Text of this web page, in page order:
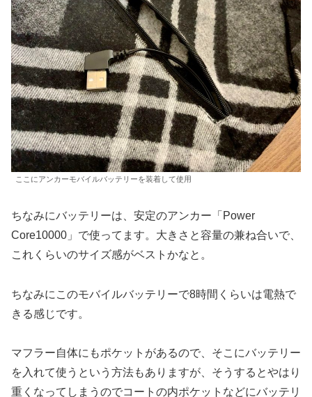
ここにアンカーモバイルバッテリーを装着して使用
ちなみにバッテリーは、安定のアンカー「Power
Core10000」で使ってます。大きさと容量の兼ね合いで、
これくらいのサイズ感がベストかなと。
ちなみにこのモバイルバッテリーで8時間くらいは電熱で
きる感じです。
マフラー自体にもポケットがあるので、そこにバッテリー
を入れて使うという方法もありますが、そうするとやはり
重くなってしまうのでコートの内ポケットなどにバッテリ